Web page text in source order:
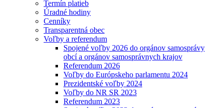
Termín platieb
Úradné hodiny
Cenníky
Transparentná obec
Voľby a referendum
Spojené voľby 2026 do orgánov samosprávy
obcí a orgánov samosprávnych krajov
Referendum 2026
Voľby do Európskeho parlamentu 2024
Prezidentské voľby 2024
Voľby do NR SR 2023
Referendum 2023